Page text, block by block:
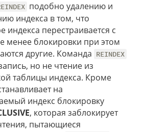
подобно удалению и
индекса в том, что
индекса перестраивается с
менее блокировки при этом
другие. Команда REINDEX
но не чтение из
таблицы индекса. Кроме
на
индекс блокировку
, которая заблокирует
пытающиеся